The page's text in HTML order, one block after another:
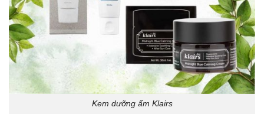
Kem dưỡng ẩm Klairs